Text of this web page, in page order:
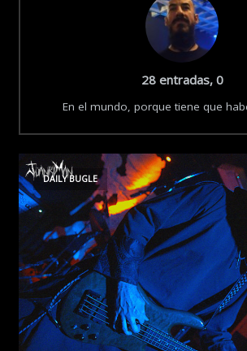
28 entradas, 0
En el mundo, porque tiene que
DAILY BUGLE